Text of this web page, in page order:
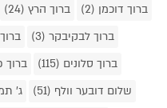
ברוך דוכמן (2)
ברוך הרץ (24)
ברוך לבקיבקר (3)
ברוך סלונים (115)
ברוך
שלום דובער וולף (51)
ג' תמוז 25